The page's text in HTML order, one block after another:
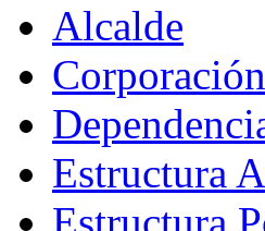
Alcalde
Corporación
Estructura
Estructura